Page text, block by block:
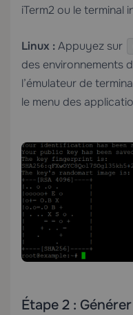
iTerm2 ou le terminal
Linux :Appuyez sur
des environnements
l’émulateur de
le menu des
Étape 2 :